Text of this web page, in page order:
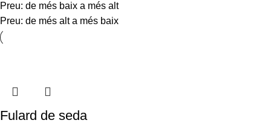
Preu: de més baix a més alt
Preu: de més alt a més baix
Fulard de seda